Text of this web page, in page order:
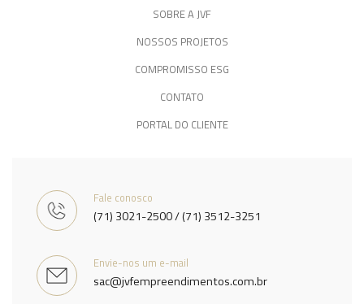
SOBRE A JVF
NOSSOS PROJETOS
COMPROMISSO ESG
CONTATO
PORTAL DO CLIENTE
Fale conosco
(71) 3021-2500 / (71) 3512-3251
Envie-nos um e-mail
sac@jvfempreendimentos.com.br